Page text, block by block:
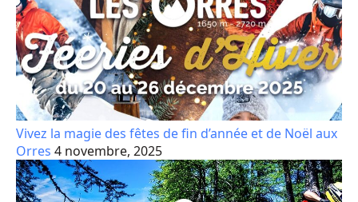
Vivez la magie des fêtes de fin d’année et de Noël aux
Orres 4 novembre, 2025